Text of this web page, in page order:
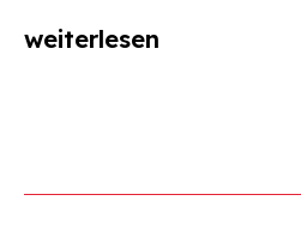
weiterlesen